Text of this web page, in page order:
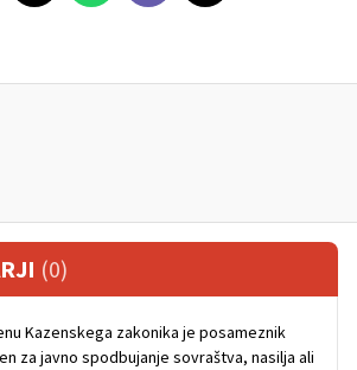
(0)
Kazenskega zakonika je posameznik
za javno spodbujanje sovraštva, nasilja ali